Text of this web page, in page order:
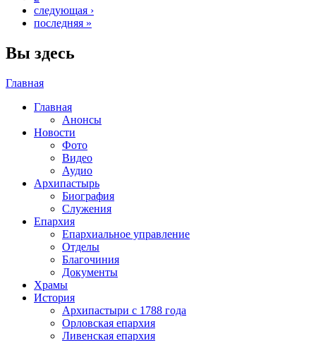
следующая ›
последняя »
Вы здесь
Главная
Главная
Анонсы
Новости
Фото
Видео
Аудио
Архипастырь
Биография
Служения
Епархия
Епархиальное управление
Отделы
Благочиния
Документы
Храмы
История
Архипастыри с 1788 года
Орловская епархия
Ливенская епархия